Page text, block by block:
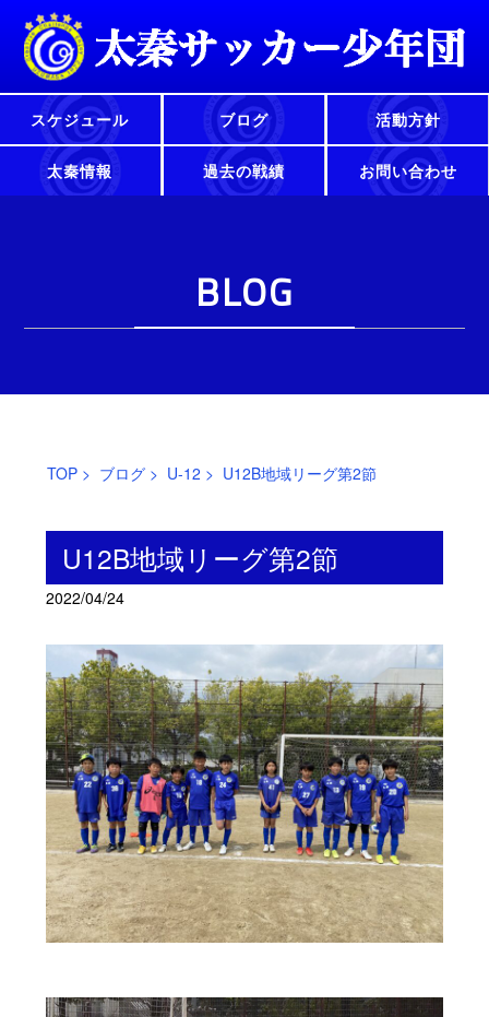
スケジュール ブログ 活動方針
太秦情報 過去の戦績 お問い合わせ
BLOG
TOP> ブログ> U-12 > U12B地域リーグ第2節
U12B地域リーグ第2節
2022/04/24